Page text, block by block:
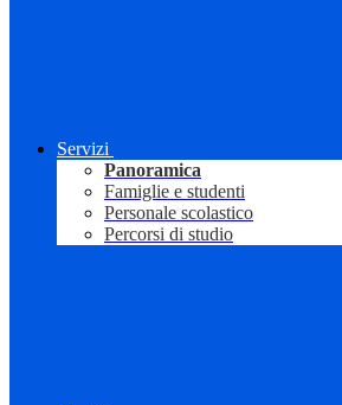
Servizi
Panoramica
Famiglie e studenti
Personale scolastico
Percorsi di studio